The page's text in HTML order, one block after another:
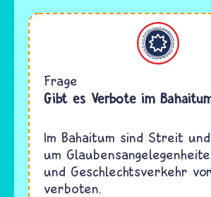
Bahaitum
Frage
Gibt es Verbote im
Im Bahaitum sind Streit
um
und Geschlechtsverkehr
verboten.